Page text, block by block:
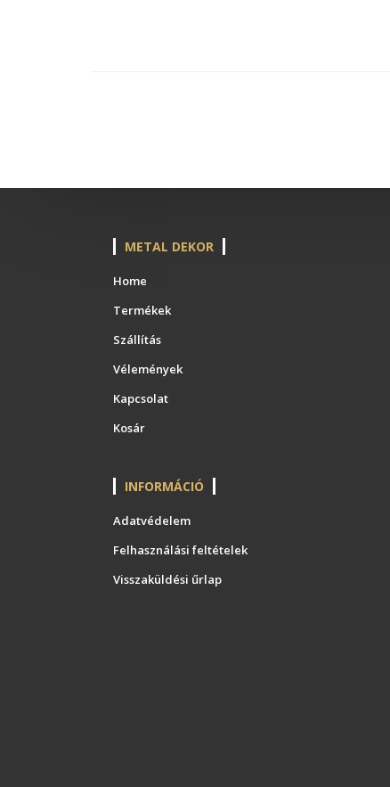
METAL DEKOR
Home
Termékek
Szállítás
Vélemények
Kapcsolat
Kosár
INFORMÁCIÓ
Adatvédelem
Felhasználási feltételek
Visszaküldési űrlap